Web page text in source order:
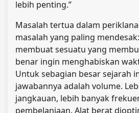
lebih penting.”
Masalah tertua dalam
masalah yang paling
membuat sesuatu yang
benar ingin menghabiskan
Untuk sebagian besar sejarah
jawabannya adalah volume.
jangkauan, lebih banyak
pembelanjaan. Alat berat